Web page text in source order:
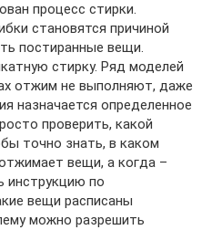
процесс стирки.
становятся причиной
постиранные вещи.
стирку. Ряд моделей
отжим не выполняют, даже
назначается определенное
проверить, какой
точно знать, в каком
вещи, а когда –
инструкцию по
вещи расписаны
можно разрешить